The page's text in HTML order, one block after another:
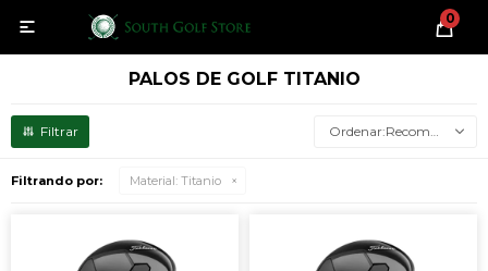
0

PALOS DE GOLF TITANIO
Recomendados
Filtrando por: Material: Titanio